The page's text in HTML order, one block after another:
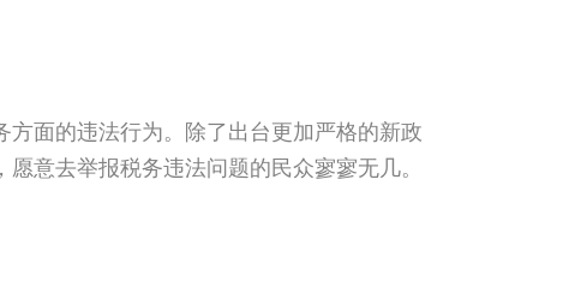
面的违法行为。除了出台更加严格的新政
意去举报税务违法问题的民众寥寥无几。